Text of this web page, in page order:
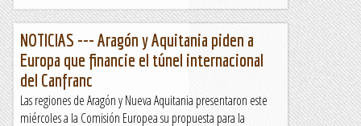
NOTICIAS --- Aragón y Aquitania piden a
Europa que financie el túnel internacional
del Canfranc
Las regiones de Aragón y Nueva Aquitania presentaron este
miércoles a la Comisión Europea su propuesta para la